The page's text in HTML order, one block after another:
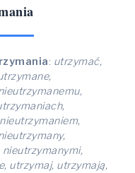
: utrzymać,
utrzymaj, utrzymają,